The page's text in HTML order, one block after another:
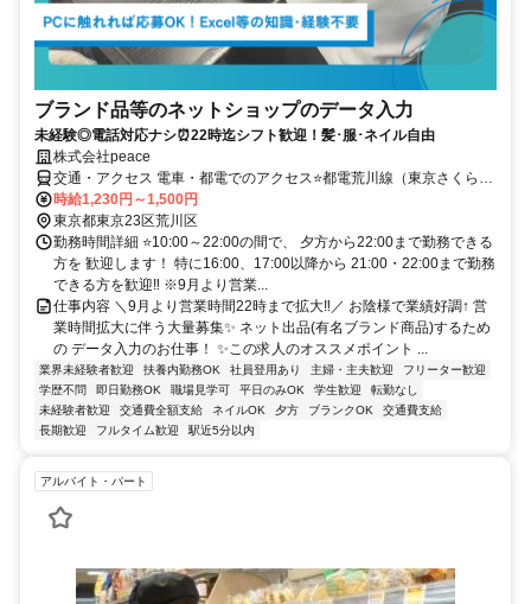
ブランド品等のネットショップのデータ入力
未経験◎電話対応ナシ⏰22時迄シフト歓迎！髪･服･ネイル自由
株式会社peace
交通・アクセス 電車・都電でのアクセス⭐都電荒川線（東京さくらト
ラム）：「荒川区役所前駅」から徒歩約2〜3分 JR常磐線：「三河島
駅」から徒歩約10分 東京メトロ日比谷線：「三ノ輪駅」から徒歩約
10分 東京メトロ千代田線・京成線：「町屋駅」から徒歩約13〜15分
／バスでのアクセス⭐都営バス（草63・草64・里22系統）：「荒川区
役所前」停留所が目の前にあります。（日暮里駅や西日暮里駅から乗
車してアクセスできます） 荒川区コミュニティバス（南千01・南千
02系統）：「荒川区役所」停留所が目の前にあります。
時給1,230円～1,500円
東京都東京23区荒川区
勤務時間詳細 ⭐10:00～22:00の間で、 夕方から22:00まで勤務できる
方を 歓迎します！ 特に16:00、17:00以降から 21:00・22:00まで勤務
できる方を歓迎‼ ※9月より営業...
仕事内容 ＼9月より営業時間22時まで拡大‼／ お陰様で業績好調↑ 営
業時間拡大に伴う大量募集✨ ネット出品(有名ブランド商品)するため
の データ入力のお仕事！ ✨この求人のオススメポイント ...
業界未経験者歓迎 扶養内勤務OK 社員登用あり 主婦・主夫歓迎
フリーター歓迎
学歴不問
即日勤務OK 職場見学可 平日のみOK 学生歓迎
転勤なし
未経験者歓迎
交通費全額支給 ネイルOK 夕方 ブランクOK
交通費支給
長期歓迎
フルタイム歓迎 駅近5分以内
アルバイト・パート